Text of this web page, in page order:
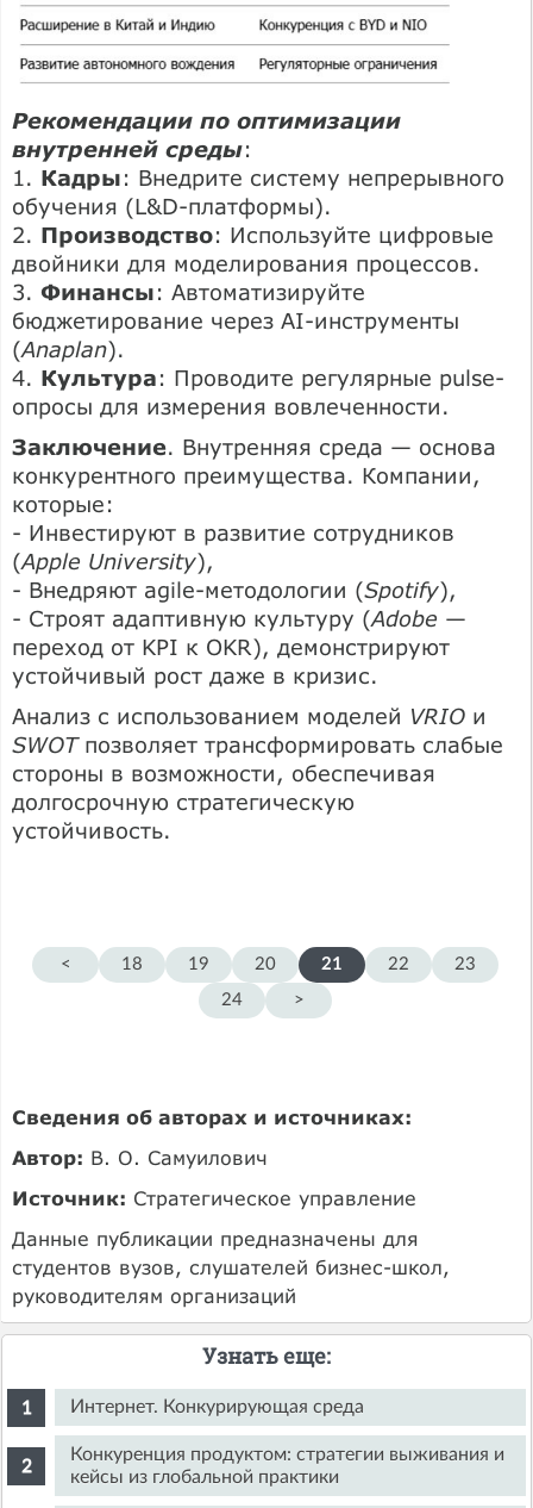
Рекомендации по оптимизации
внутренней среды:
1. Кадры: Внедрите систему непрерывного
обучения (L&D-платформы).
2. Производство: Используйте цифровые
двойники для моделирования процессов.
3. Финансы: Автоматизируйте
бюджетирование через AI-инструменты
(Anaplan).
4. Культура: Проводите регулярные pulse-
опросы для измерения вовлеченности.
Заключение. Внутренняя среда — основа
конкурентного преимущества. Компании,
которые:
- Инвестируют в развитие сотрудников
(Apple University),
- Внедряют agile-методологии (Spotify),
- Строят адаптивную культуру (Adobe —
переход от KPI к OKR), демонстрируют
устойчивый рост даже в кризис.
Анализ с использованием моделей VRIO и
SWOTпозволяет трансформировать слабые
стороны в возможности, обеспечивая
долгосрочную стратегическую
устойчивость.
< 18 19 20 21 22
23
24
>
Сведения об авторах и источниках:
Автор: В. О. Самуилович
Источник: Стратегическое управление
Данные публикации предназначены для
студентов вузов, слушателей бизнес-школ,
руководителям организаций
Узнать еще:
Интернет. Конкурирующая среда
Конкуренция продуктом: стратегии выживания и
кейсы из глобальной практики